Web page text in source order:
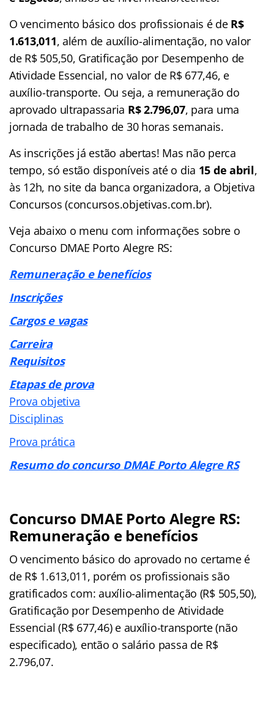
O vencimento básico dos profissionais é de R$
1.613,011, além de auxílio-alimentação, no valor
de R$ 505,50, Gratificação por Desempenho de
Atividade Essencial, no valor de R$ 677,46, e
auxílio-transporte. Ou seja, a remuneração do
aprovado ultrapassaria R$ 2.796,07, para uma
jornada de trabalho de 30 horas semanais.
As inscrições já estão abertas! Mas não perca
tempo, só estão disponíveis até o dia 15 de abril,
às 12h, no site da banca organizadora, a Objetiva
Concursos (concursos.objetivas.com.br).
Veja abaixo o menu com informações sobre o
Concurso DMAE Porto Alegre RS:
Remuneração e benefícios
Inscrições
Cargos e vagas
Carreira
Requisitos
Etapas de prova
Prova objetiva
Disciplinas
Prova prática
Resumo do concurso DMAE Porto Alegre RS
Concurso DMAE Porto Alegre RS:
Remuneração e benefícios
O vencimento básico do aprovado no certame é
de R$ 1.613,011, porém os profissionais são
gratificados com: auxílio-alimentação (R$ 505,50),
Gratificação por Desempenho de Atividade
Essencial (R$ 677,46) e auxílio-transporte (não
especificado), então o salário passa de R$
2.796,07.